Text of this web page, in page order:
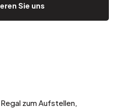
Sie uns
zum Aufstellen,